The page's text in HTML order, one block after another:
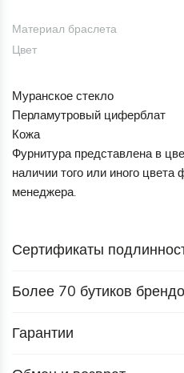
Материал браслета
Цвет
Муранское стекло
Перламутровый циферблат
Кожа
Фурнитура представлена в
наличии того или иного
менеджера.
Сертификаты
Более 70 бутиков
Гарантии